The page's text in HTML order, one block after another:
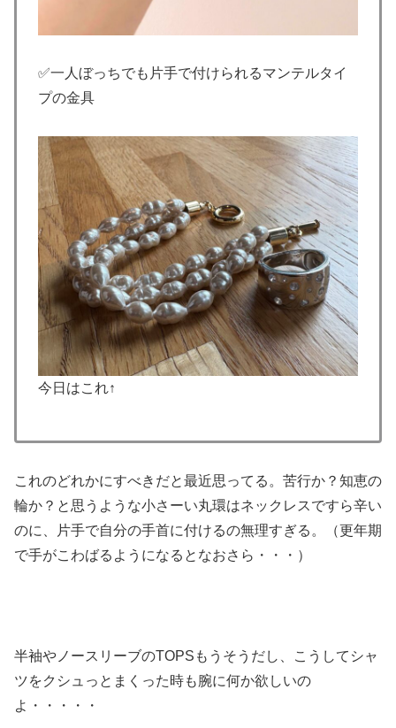
✅一人ぼっちでも片手で付けられるマンテルタイ
プの金具
今日はこれ↑
これのどれかにすべきだと最近思ってる。苦行か？知恵の
輪か？と思うような小さーい丸環はネックレスですら辛い
のに、片手で自分の手首に付けるの無理すぎる。（更年期
で手がこわばるようになるとなおさら・・・）
半袖やノースリーブのTOPSもうそうだし、こうしてシャ
ツをクシュっとまくった時も腕に何か欲しいの
よ・・・・・